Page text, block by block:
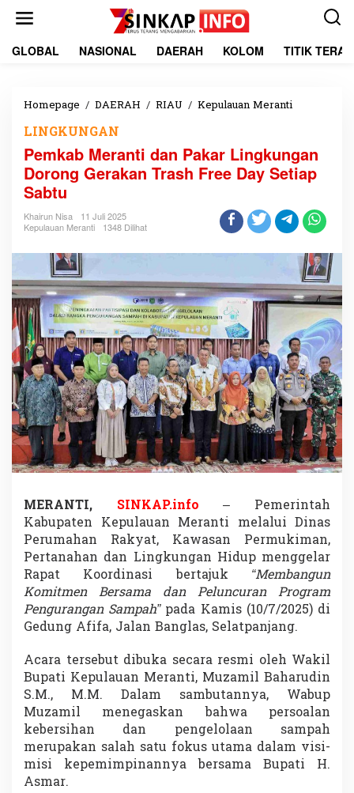
GLOBAL NASIONAL DAERAH KOLOM TITIK
Homepage / DAERAH / RIAU / Kepulauan Meranti
k
a
b
r
a
d
a
n
P
a
k
a
r
L
i
n
g
k
u
g
a
n
D
o
r
o
n
g
G
r
a
k
a
n
T
r
a
LINGKUNGAN
Pemkab Meranti dan Pakar Lingkungan
Dorong Gerakan Trash Free Day Setiap
Sabtu
Khairun Nisa
11 Juli 2025
Kepulauan Meranti
1348 Dilihat
MERANTI, SINKAP.info – Pemerintah
Kabupaten Kepulauan Meranti melalui Dinas
Perumahan Rakyat, Kawasan Permukiman,
Pertanahan dan Lingkungan Hidup menggelar
Rapat Koordinasi bertajuk “Membangun
Komitmen Bersama dan Peluncuran Program
Pengurangan Sampah”pada Kamis (10/7/2025) di
Gedung Afifa, Jalan Banglas, Selatpanjang.
Acara tersebut dibuka secara resmi oleh Wakil
Bupati Kepulauan Meranti, Muzamil Baharudin
S.M., M.M. Dalam sambutannya, Wabup
Muzamil menegaskan bahwa persoalan
kebersihan dan pengelolaan sampah
merupakan salah satu fokus utama dalam visi-
misi kepemimpinannya bersama Bupati H.
Asmar.